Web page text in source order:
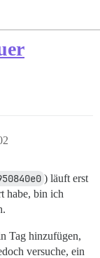
) läuft erst
habe, bin ich
Tag hinzufügen,
versuche, ein